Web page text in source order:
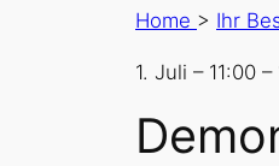
Home > Ihr
1. Juli – 11:00 –